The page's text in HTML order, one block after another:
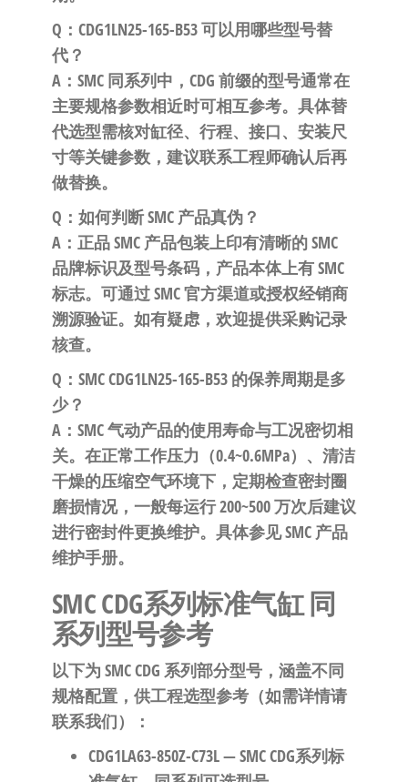
Q：CDG1LN25-165-B53 可以用哪些型号替
代？
A：SMC 同系列中，CDG 前缀的型号通常在
主要规格参数相近时可相互参考。具体替
代选型需核对缸径、行程、接口、安装尺
寸等关键参数，建议联系工程师确认后再
做替换。
Q：如何判断 SMC 产品真伪？
A：正品 SMC 产品包装上印有清晰的 SMC
品牌标识及型号条码，产品本体上有 SMC
标志。可通过 SMC 官方渠道或授权经销商
溯源验证。如有疑虑，欢迎提供采购记录
核查。
Q：SMC CDG1LN25-165-B53 的保养周期是多
少？
A：SMC 气动产品的使用寿命与工况密切相
关。在正常工作压力（0.4~0.6MPa）、清洁
干燥的压缩空气环境下，定期检查密封圈
磨损情况，一般每运行 200~500 万次后建议
进行密封件更换维护。具体参见 SMC 产品
维护手册。
SMC CDG系列标准气缸 同
系列型号参考
以下为 SMC CDG 系列部分型号，涵盖不同
规格配置，供工程选型参考（如需详情请
联系我们）：
CDG1LA63-850Z-C73L— SMC CDG系列标